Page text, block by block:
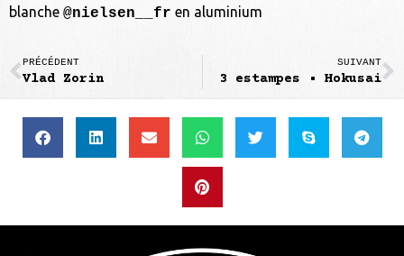
blanche @nielsen__fr en aluminium
PRÉCÉDENT
Vlad Zorin
SUIVANT
3 estampes • Hokusai